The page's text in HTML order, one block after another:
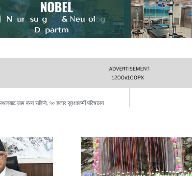
स्थानबाट लाम बस्न सकिने, १० हजार सुरक्षाकर्मी परिचालन